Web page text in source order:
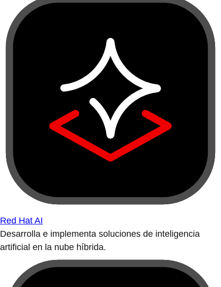
Red Hat AI
Desarrolla e implementa soluciones de inteligencia
artificial en la nube híbrida.